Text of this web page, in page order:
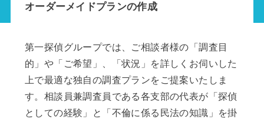
オーダーメイドプランの作成
第一探偵グループでは、ご相談者様の「調査目
的」や「ご希望」、「状況」を詳しくお伺いした
上で最適な独自の調査プランをご提案いたしま
す。相談員兼調査員である各支部の代表が「探偵
としての経験」と「不倫に係る民法の知識」を掛